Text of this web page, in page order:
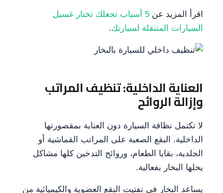
اقرأ المزيد عن
5 أسباب تجعلك تختار غسيل
السيارات المتنقلة لسيارتك.
العناية الداخلية: تنظيف المراتب
وإزالة الروائح
لا تكتمل نظافة السيارة دون العناية بمقصورتها
الداخلية. البقع الصعبة على المراتب القماشية أو
الجلدية، بقايا الطعام، وروائح التدخين كلها مشاكل
يحلها البخار بفعالية.
يساعد البخار في تفتيت البقع العضوية والكيميائية من